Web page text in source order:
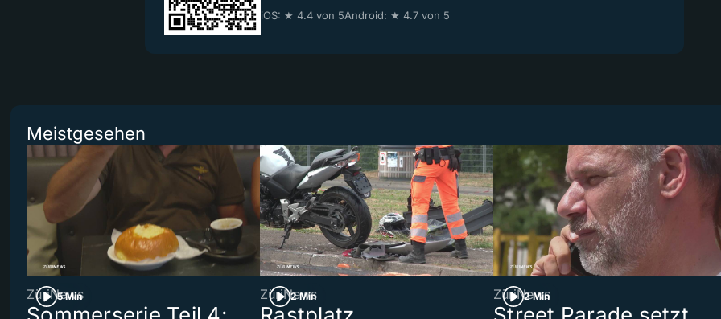
iOS: ★ 4.4 von 5Android: ★ 4.7 von 5
Meistgesehen
5 Min
ZüriNews 2 Min
ZüriNews 2 Min
ZüriNews